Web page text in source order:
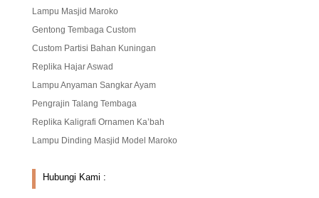
Lampu Masjid Maroko
Gentong Tembaga Custom
Custom Partisi Bahan Kuningan
Replika Hajar Aswad
Lampu Anyaman Sangkar Ayam
Pengrajin Talang Tembaga
Replika Kaligrafi Ornamen Ka’bah
Lampu Dinding Masjid Model Maroko
Hubungi Kami :